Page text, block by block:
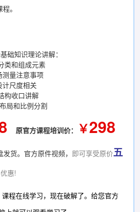
。
础知识理论讲解：
类和组成元素
量注意事项
尺度相关
构收口讲解
局和比例分割
原官方课程培训价： ￥298
货。官方原件视频， 即可享受原价五
惠!
课程在线学习，现在破解了。给您官方